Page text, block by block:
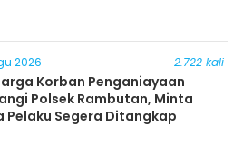
2026 2.722 kali
Korban Penganiayaan
Polsek Rambutan, Minta
Pelaku Segera Ditangkap